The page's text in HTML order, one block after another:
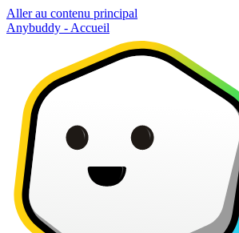
Aller au contenu principal
Anybuddy - Accueil